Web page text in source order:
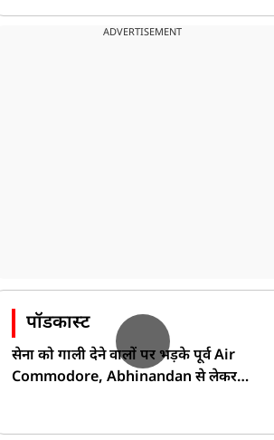
ADVERTISEMENT
पॉडकास्ट
सेना को गाली देने वालों पर भड़के पूर्व Air
Commodore, Abhinandan से लेकर